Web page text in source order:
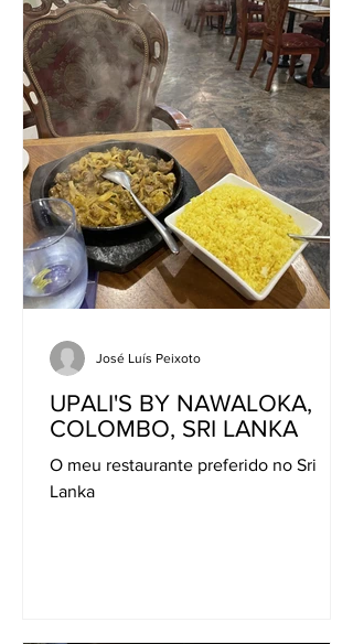
UPALI'S BY NAWALOKA,
COLOMBO, SRI LANKA
O meu restaurante preferido no Sri
Lanka
José Luís Peixoto